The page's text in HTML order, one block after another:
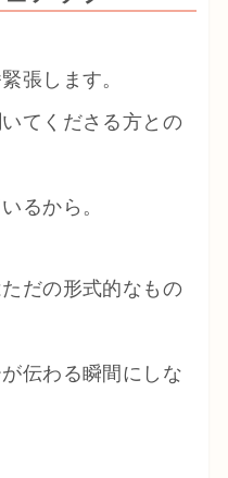
張します。
てくださる方との
るから。
だの形式的なもの
伝わる瞬間にしな